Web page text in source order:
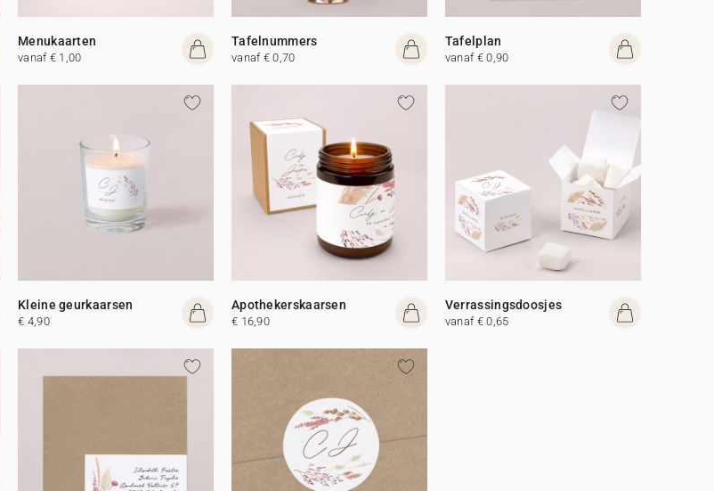
Menukaarten
vanaf € 1,00
Tafelnummers
vanaf € 0,70
Tafelplan
vanaf € 0,90
Kleine geurkaarsen
€ 4,90
Apothekerskaarsen
€ 16,90
Verrassingsdoosjes
vanaf € 0,65